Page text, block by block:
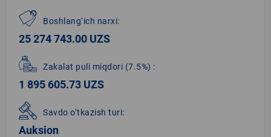
Boshlang‘ich narxi:
25 274 743.00 UZS
Zakalat puli miqdori (7.5%) :
1 895 605.73 UZS
Savdo o‘tkazish turi:
Auksion